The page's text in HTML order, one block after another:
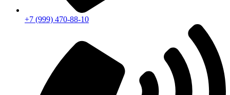
+7 (999) 470-88-10